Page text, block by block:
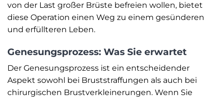
von der Last großer Brüste befreien wollen, bietet
diese Operation einen Weg zu einem gesünderen
und erfüllteren Leben.
Genesungsprozess: Was Sie erwartet
Der Genesungsprozess ist ein entscheidender
Aspekt sowohl bei Bruststraffungen als auch bei
chirurgischen Brustverkleinerungen. Wenn Sie